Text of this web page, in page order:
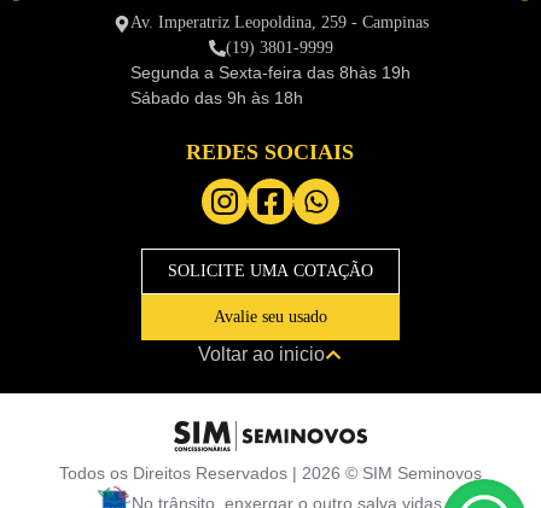
Av. Imperatriz Leopoldina, 259 - Campinas
(19) 3801-9999
Segunda a Sexta-feira das 8hàs 19h
Sábado das 9h às 18h
REDES SOCIAIS
SOLICITE UMA COTAÇÃO
Avalie seu usado
Voltar ao inicio
Todos os Direitos Reservados | 2026 © SIM Seminovos
No trânsito, enxergar o outro salva vidas.